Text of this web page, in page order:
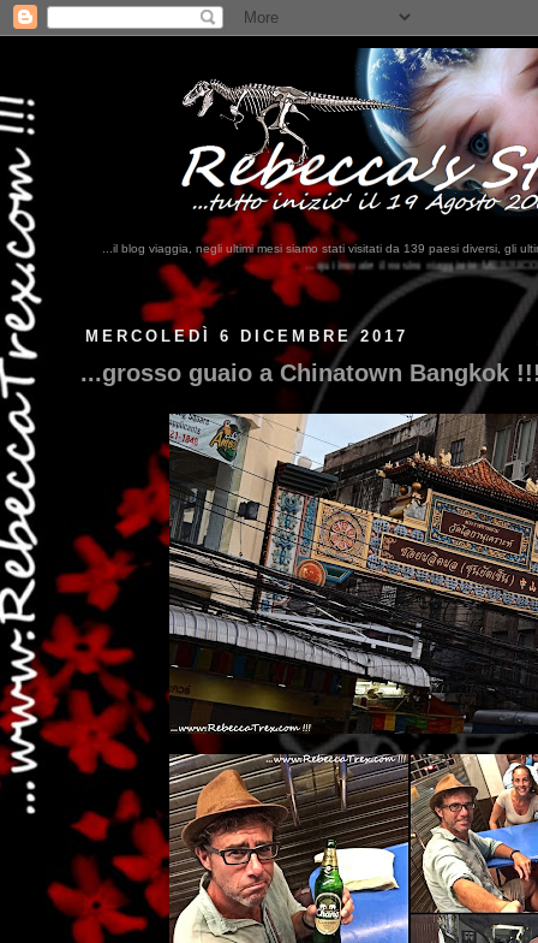
...il blog viaggia, negli ultimi mesi siamo stati visitati da 139 paesi diversi, gli
...qui trovate il nostro viaggio in MESSICO 2023...clikka qui !!!
MERCOLEDÌ 6 DICEMBRE 2017
...grosso guaio a Chinatown Bangkok